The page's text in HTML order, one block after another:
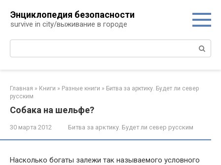
контенту
Энциклопедия безопасности
survive in city/выживание в городе
Поиск:
Главная » Книги » Разные книги » Битва за арктику. Будет ли север
русским
Собака на шельфе?
30 марта 2012 Битва за арктику. Будет ли север русским
Насколько богаты залежи так называемого условного